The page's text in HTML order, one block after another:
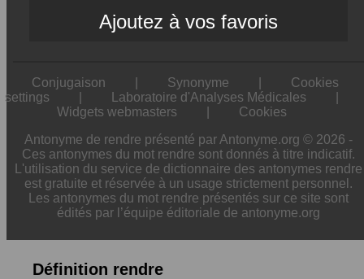
Ajoutez à vos favoris
Conjugaison Synonyme
Cookies
settings
Laboratoire d'Analyses Médicales
Widgets webmasters
Cookies
Antonyme de rendre présenté par Antonyme.org © 2026 -
Ces antonymes du mot rendre sont donnés à titre indicatif.
L'utilisation du service de dictionnaire des antonymes rendre
est gratuite et réservée à un usage strictement personnel.
Les antonymes du mot rendre présentés sur ce site sont
édités par l’équipe éditoriale de antonyme.org
Définition rendre